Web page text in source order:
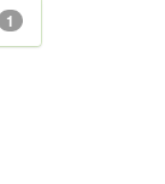
1